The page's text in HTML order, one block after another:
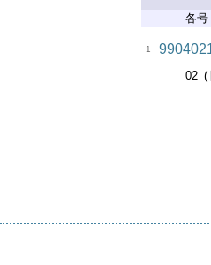
各号
1
02